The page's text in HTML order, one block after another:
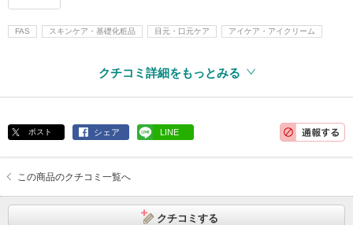
FAS スキンケア・基礎化粧品 目元・口元ケア アイケア・アイクリーム
クチコミ詳細をもっとみる
ポスト シェア LINE
この商品のクチコミ一覧へ
クチコミする